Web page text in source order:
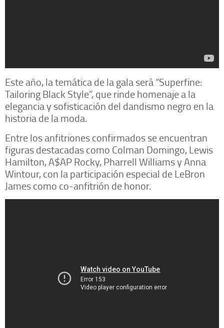
Este año, la temática de la gala será “Superfine:
Tailoring Black Style”, que rinde homenaje a la
elegancia y sofisticación del dandismo negro en la
historia de la moda.
Entre los anfitriones confirmados se encuentran
figuras destacadas como Colman Domingo, Lewis
Hamilton, A$AP Rocky, Pharrell Williams y Anna
Wintour, con la participación especial de LeBron
James como co-anfitrión de honor.